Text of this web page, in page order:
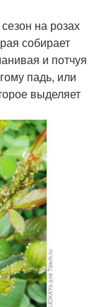
на розах
собирает
и потчуя
падь, или
выделяет